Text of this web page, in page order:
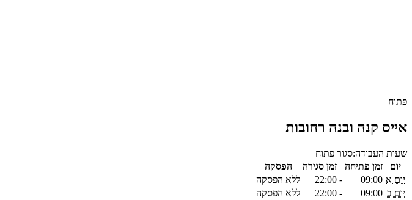
פתוח
אייס קנה ובנה רחובות
שעות העבודה:סגור פתוח
יום
זמן פתיחה זמן סגירה
הפסקה
יום א 09:00
-
22:00
ללא הפסקה
יום ב 09:00
-
22:00
ללא הפסקה